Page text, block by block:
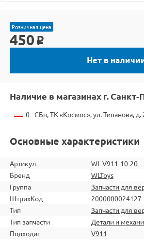
Розничная цена
450 o
Нет в
Наличие в магазинах г. Санкт-
0 СБп, ТК «Космос», ул. Типанова, д.
Основные характеристики
Артикул
WL-V911-10-20
Бренд
WLToys
Группа
Запчасти для
ШтрихКод
2000000024127
Тип
Запчасти для
Тип запчасти
Детали и
Подходит
V911